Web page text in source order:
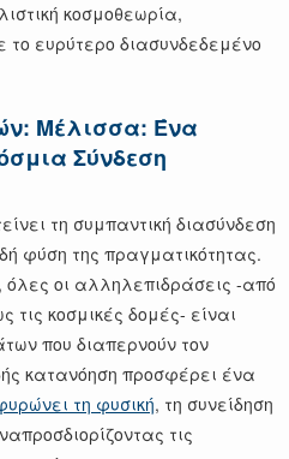
κοσμοθεωρία,
ευρύτερο διασυνδεδεμένο
Μέλισσα: Ένα
Σύνδεση
τη συμπαντική διασύνδεση
φύση της πραγματικότητας.
οι αλληλεπιδράσεις -από
κοσμικές δομές- είναι
που διαπερνούν τον
κατανόηση προσφέρει ένα
τη φυσική, τη συνείδηση
τις